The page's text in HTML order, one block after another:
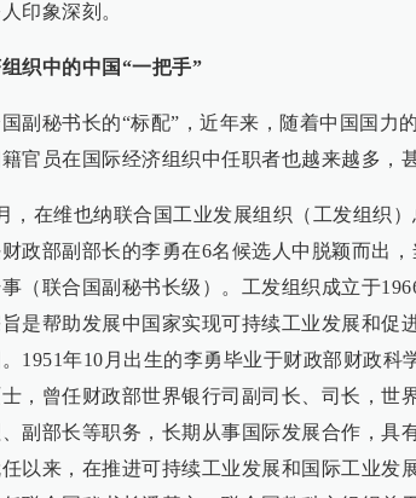
印象深刻。
织中的中国“一把手”
副秘书长的“标配”，近年来，随着中国国力
官员在国际经济组织中任职者也越来越多，
，在维也纳联合国工业发展组织（工发组织
财政部副部长的李勇在6名候选人中脱颖而出
（联合国副秘书长级）。工发组织成立于
是帮助发展中国家实现可持续工业发展和促
1951年10月出生的李勇毕业于财政部财政科
，曾任财政部世界银行司副司长、司长，世
副部长等职务，长期从事国际发展合作，具
以来，在推进可持续工业发展和国际工业发